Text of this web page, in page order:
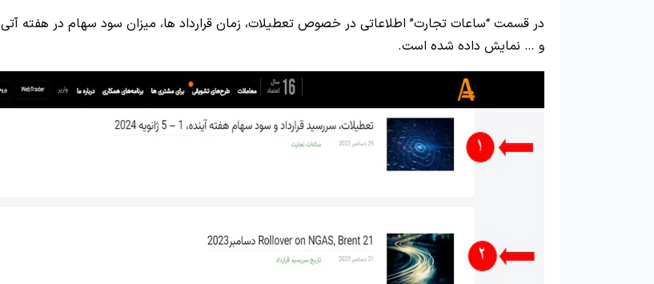
در قسمت “ساعات تجارت” اطلاعاتی در خصوص تعطیلات، زمان قرارداد ها، میزان سود سهام در هفته آتی
و … نمایش داده شده است.